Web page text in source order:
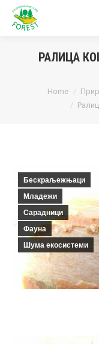
РАЛИЦА
You are here:
Home
Бескраљежњаци
Младежи
Сарадници
Фауна
Шума екосистеми